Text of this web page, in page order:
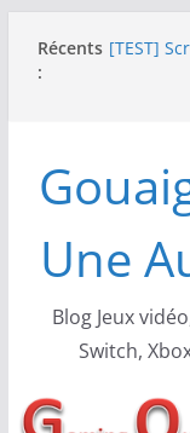
Récents
:
[TEST]
SNK
NEOGEO
Une
Blog Jeux
Switch,